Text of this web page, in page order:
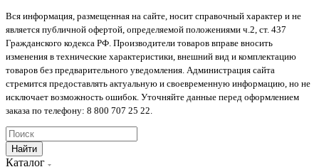
Вся информация, размещенная на сайте, носит справочный характер и не
является публичной офертой, определяемой положениями ч.2, ст. 437
Гражданского кодекса РФ. Производители товаров вправе вносить
изменения в технические характеристики, внешний вид и комплектацию
товаров без предварительного уведомления. Администрация сайта
стремится предоставлять актуальную и своевременную информацию, но не
исключает возможность ошибок. Уточняйте данные перед оформлением
заказа по телефону: 8 800 707 25 22.
Найти
Каталог